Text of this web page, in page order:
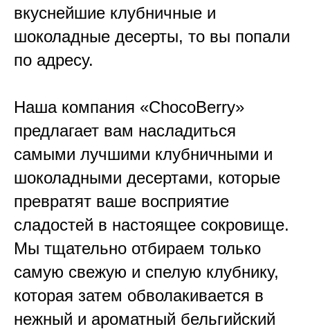
вкуснейшие клубничные и
шоколадные десерты, то вы попали
по адресу.
Наша компания «ChocoBerry»
предлагает вам насладиться
самыми лучшими клубничными и
шоколадными десертами, которые
превратят ваше восприятие
сладостей в настоящее сокровище.
Мы тщательно отбираем только
самую свежую и спелую клубнику,
которая затем обволакивается в
нежный и ароматный бельгийский